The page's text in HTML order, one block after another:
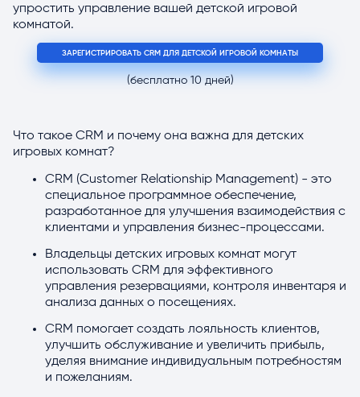
упростить управление вашей детской игровой
комнатой.
ЗАРЕГИСТРИРОВАТЬ CRM ДЛЯ ДЕТСКОЙ ИГРОВОЙ КОМНАТЫ
(бесплатно 10 дней)
Что такое CRM и почему она важна для детских
игровых комнат?
CRM (Customer Relationship Management) - это
специальное программное обеспечение,
разработанное для улучшения взаимодействия с
клиентами и управления бизнес-процессами.
Владельцы детских игровых комнат могут
использовать CRM для эффективного
управления резервациями, контроля инвентаря и
анализа данных о посещениях.
CRM помогает создать лояльность клиентов,
улучшить обслуживание и увеличить прибыль,
уделяя внимание индивидуальным потребностям
и пожеланиям.